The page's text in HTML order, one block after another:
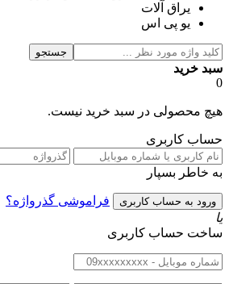
یراق آلات
یو پی اس
جستجو
سبد خرید
0
هیچ محصولی در سبد خرید نیست.
حساب کاربری
به خاطر بسپار
فراموشی گذرواژه؟
یا
ساخت حساب کاربری